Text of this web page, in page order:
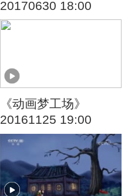
20170630 18:00
《动画梦工场》
20161125 19:00